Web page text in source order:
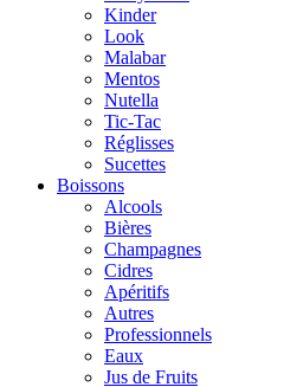
Kinder
Look
Malabar
Mentos
Nutella
Tic-Tac
Réglisses
Sucettes
Boissons
Alcools
Bières
Champagnes
Cidres
Apéritifs
Autres
Professionnels
Eaux
Jus de Fruits